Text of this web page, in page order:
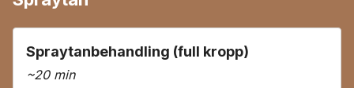
Spraytanbehandling (full kropp)
~20 min